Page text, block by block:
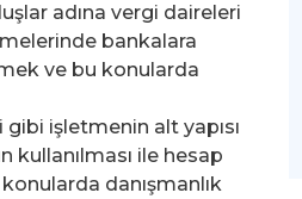
adına vergi daireleri
bankalara
ve bu konularda
işletmenin alt yapısı
kullanılması ile hesap
danışmanlık